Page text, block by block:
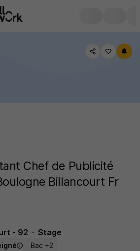
Chef de Publicité
Billancourt Fr
- 92 Stage
Bac +2